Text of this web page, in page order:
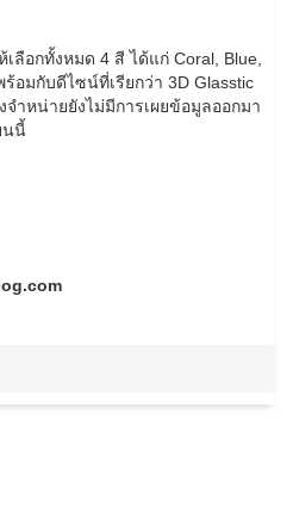
ลือกทั้งหมด 4 สี ได้แก่ Coral, Blue,
อมกับดีไซน์ที่เรียกว่า 3D Glasstic
ำหน่ายยังไม่มีการเผยข้อมูลออกมา
นนี้